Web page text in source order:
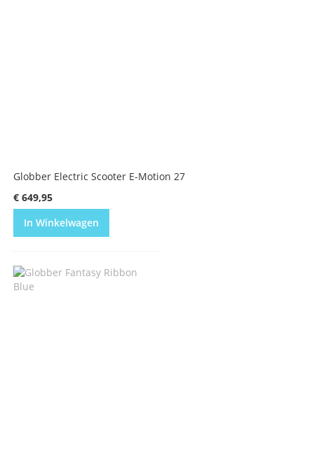
Globber Electric Scooter E-Motion 27
€ 649,95
In Winkelwagen